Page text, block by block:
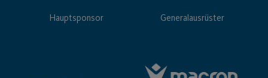
Hauptsponsor Generalausrüster